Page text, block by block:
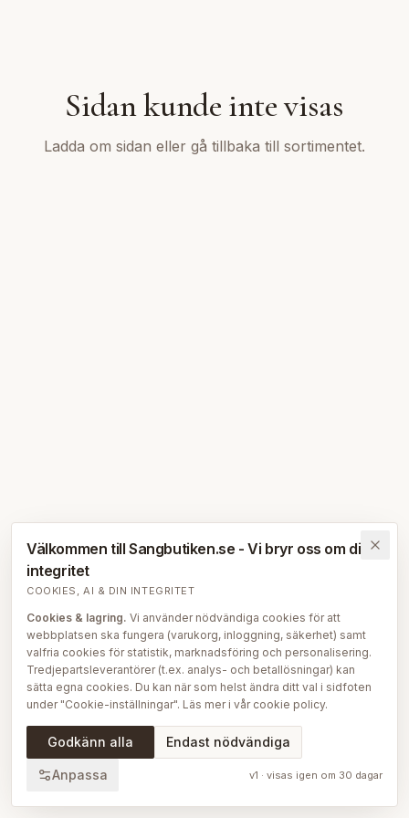
Sidan kunde inte visas
Ladda om sidan eller gå tillbaka till sortimentet.
Välkommen till Sangbutiken.se - Vi bryr oss om din
integritet
COOKIES, AI & DIN INTEGRITET
Cookies & lagring. Vi använder nödvändiga cookies för att
webbplatsen ska fungera (varukorg, inloggning, säkerhet) samt
valfria cookies för statistik, marknadsföring och personalisering.
Tredjepartsleverantörer (t.ex. analys- och betallösningar) kan
sätta egna cookies. Du kan när som helst ändra ditt val i sidfoten
under "Cookie-inställningar". Läs mer i vår cookie policy.
AI på Sängbutiken.För att ge dig en bättre upplevelse använder
vi delvis AI-teknik — bl.a. för smartare sök- och
att skapa, översätta och redigera delar av vårt redaktionella
Godkänn alla Endast nödvändiga
Anpassa v1 · visas igen om 30 dagar